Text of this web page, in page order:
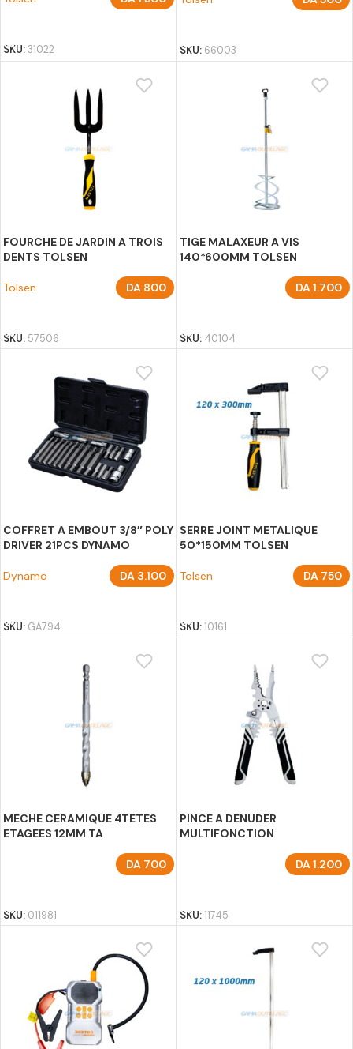
SKU:31022 SKU: 66003
FOURCHE DE JARDIN A TROIS
DENTS TOLSEN
Tolsen DA800
SKU: 57506
TIGE MALAXEUR A VIS
140*600MM TOLSEN
DA1.700
SKU: 40104
COFFRET A EMBOUT 3/8″ POLY
DRIVER 21PCS DYNAMO
Dynamo DA3.100
SKU: GA794
SERRE JOINT METALIQUE
50*150MM TOLSEN
Tolsen DA 750
SKU:10161
MECHE CERAMIQUE 4TETES
ETAGEES 12MM TA
DA700
SKU: 011981
PINCE A DENUDER
MULTIFONCTION
DA1.200
SKU:11745